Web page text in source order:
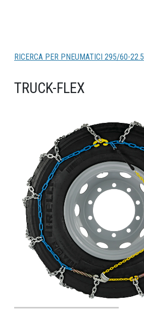
RICERCA PER PNEUMATICI 295/60-22.5
TRUCK-FLEX